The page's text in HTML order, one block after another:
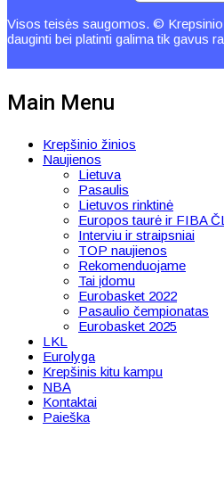
Visos teisės saugomos. ©
dauginti bei platinti galima tik gavus
Main Menu
Krepšinio žinios
Naujienos
Lietuva
Pasaulis
Lietuvos rinktinė
Europos taurė ir FIBA ČL
Interviu ir straipsniai
TOP naujienos
Rekomenduojame
Tai įdomu
Eurobasket 2022
Pasaulio čempionatas
Eurobasket 2025
LKL
Eurolyga
Krepšinis kitu kampu
NBA
Kontaktai
Paieška